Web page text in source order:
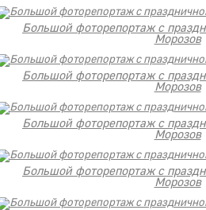
Большой фоторепортаж с
Морозов
Большой фоторепортаж с
Морозов
Большой фоторепортаж с
Морозов
Большой фоторепортаж с
Морозов